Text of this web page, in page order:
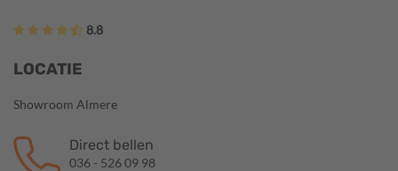
8.8
LOCATIE
Showroom Almere
Direct bellen
036 - 526 09 98